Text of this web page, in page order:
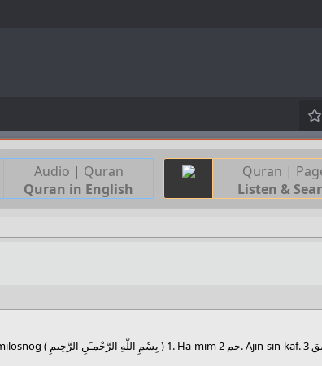
Audio | Quran
Quran in English
Quran |
Listen &